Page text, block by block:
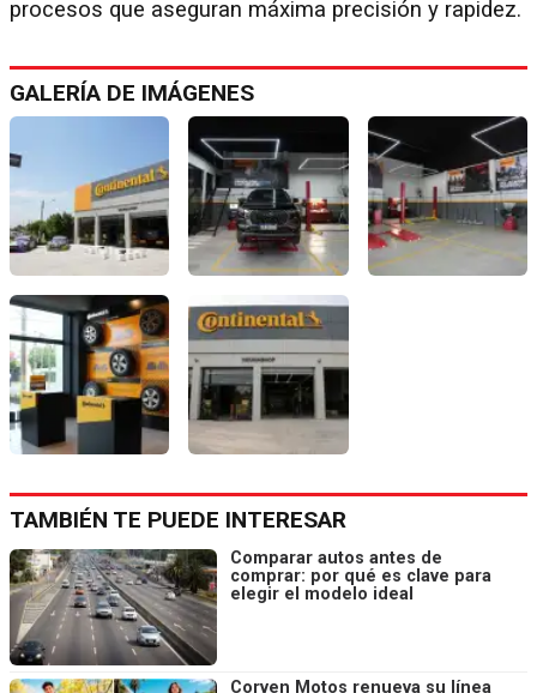
procesos que aseguran máxima precisión y rapidez.
GALERÍA DE IMÁGENES
TAMBIÉN TE PUEDE INTERESAR
Comparar autos antes de
comprar: por qué es clave para
elegir el modelo ideal
Corven Motos renueva su línea